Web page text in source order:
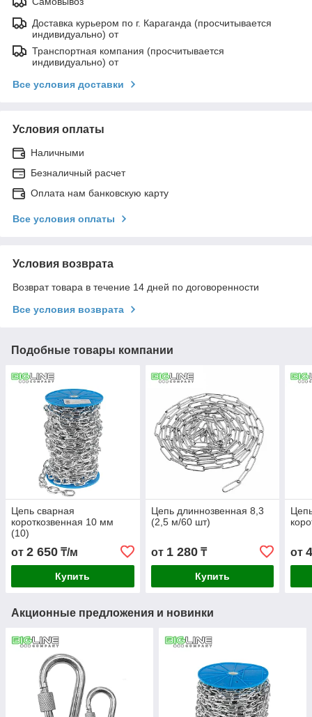
Доставка курьером по г. Караганда (просчитывается
индивидуально) от
Транспортная компания (просчитывается
индивидуально) от
Все условия доставки
Условия оплаты
Наличными
Безналичный расчет
Оплата нам банковскую карту
Все условия оплаты
Условия возврата
Возврат товара в течение 14 дней по договоренности
Все условия возврата
Подобные товары компании
Цепь сварная
короткозвенная 10 мм
(10)
от 2 650 ₸/м
Купить
Цепь длиннозвенная 8,3
(2,5 м/60 шт)
от 1 280₸
Купить
от
Акционные предложения и новинки